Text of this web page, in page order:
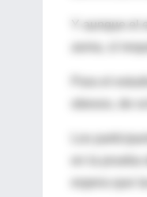
Y aunque
asma, sí
Para el
obesos, de
espera que